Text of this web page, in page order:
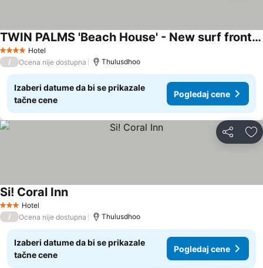
4 ZvezdiceHotel
TWIN PALMS 'Beach House' - New surf front location
/ Ocena nije dostupna Thulusdhoo
Izaberi datume da bi se prikazale
tačne cene
Pogledaj cene
Deli
3 Zvezdice
Hotel
Si! Coral Inn
/ Ocena nije dostupna Thulusdhoo
Izaberi datume da bi se prikazale
tačne cene
Pogledaj cene